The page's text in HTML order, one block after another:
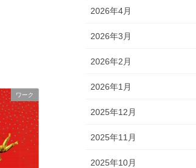
ワーク
2026年4月
2026年3月
2026年2月
2026年1月
2025年12月
2025年11月
2025年10月